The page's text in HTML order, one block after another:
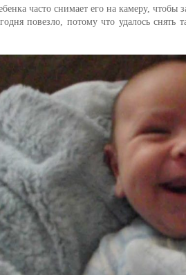
часто снимает его на камеру, чтобы
повезло, потому что удалось